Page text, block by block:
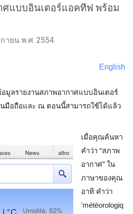
ศแบบอินเตอร์แอคทีฟ พร้อม
ายน พ.ศ. 2554
English
มูลรายงานสภาพอากาศแบบอินเตอร์
มือถือและ ณ ตอนนี้สามารถใช้ได้แล้ว
เมื่อคุณค้นหา
คำว่า “สภาพ
อากาศ” ใน
ภาษาของคุณ
อาทิ คำว่า
'météorologiq